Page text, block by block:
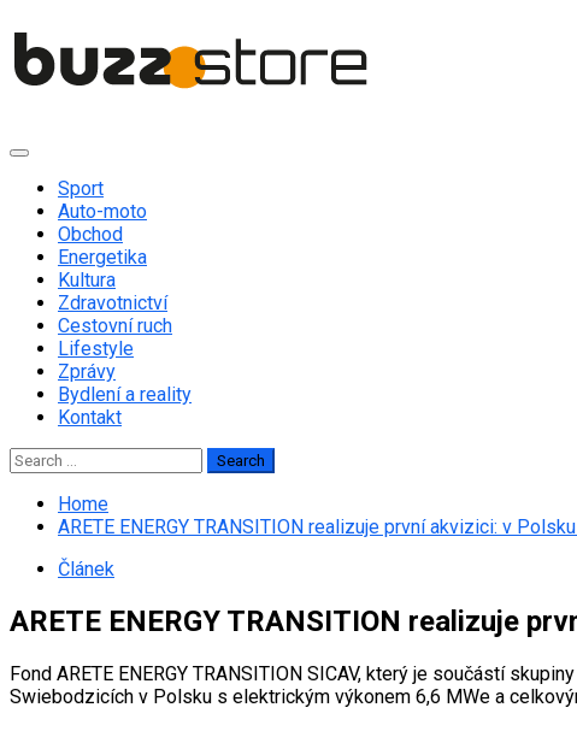
content
Primary
Sport
Auto-moto
Obchod
Energetika
Kultura
Zdravotnictví
Cestovní ruch
Lifestyle
Zprávy
Bydlení a reality
Kontakt
Search
for:
Home
ARETE ENERGY TRANSITION realizuje první akvizici: v
Článek
ARETE ENERGY TRANSITION realizuje
Fond ARETE ENERGY TRANSITION SICAV, který je součástí
Swiebodzicích v Polsku s elektrickým výkonem 6,6 MWe a